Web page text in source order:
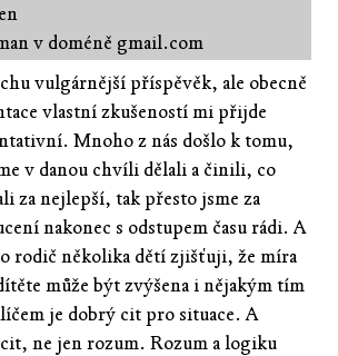
v doméně gmail.com
vulgárnější příspěvěk, ale obecně
vlastní zkušeností mi přijde
Mnoho z nás došlo k tomu,
v danou chvíli dělali a činili, co
za nejlepší, tak přesto jsme za
nakonec s odstupem času rádi. A
rodič několika dětí zjišťuji, že míra
může být zvýšena i nějakým tím
je dobrý cit pro situace. A
ne jen rozum. Rozum a logiku